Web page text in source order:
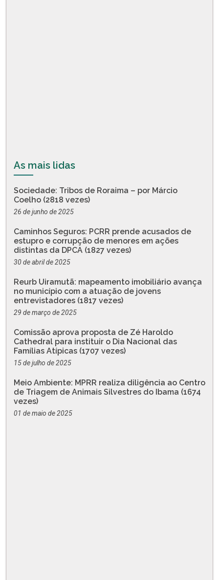
As mais lidas
Sociedade: Tribos de Roraima – por Márcio
Coelho (2818 vezes)
26 de junho de 2025
Caminhos Seguros: PCRR prende acusados de
estupro e corrupção de menores em ações
distintas da DPCA (1827 vezes)
30 de abril de 2025
Reurb Uiramutã: mapeamento imobiliário avança
no município com a atuação de jovens
entrevistadores (1817 vezes)
29 de março de 2025
Comissão aprova proposta de Zé Haroldo
Cathedral para instituir o Dia Nacional das
Famílias Atípicas (1707 vezes)
15 de julho de 2025
Meio Ambiente: MPRR realiza diligência ao Centro
de Triagem de Animais Silvestres do Ibama (1674
vezes)
01 de maio de 2025